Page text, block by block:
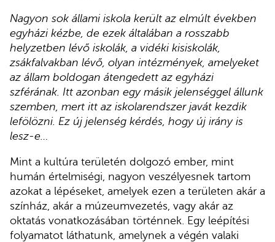
Nagyon sok állami iskola került az elmúlt években
egyházi kézbe, de ezek általában a rosszabb
helyzetben lévő iskolák, a vidéki kisiskolák,
zsákfalvakban lévő, olyan intézmények, amelyeket
az állam boldogan átengedett az egyházi
szférának. Itt azonban egy másik jelenséggel állunk
szemben, mert itt az iskolarendszer javát kezdik
lefölözni. Ez új jelenség kérdés, hogy új irány is
lesz-e…
Mint a kultúra területén dolgozó ember, mint
humán értelmiségi, nagyon veszélyesnek tartom
azokat a lépéseket, amelyek ezen a területen akár a
színház, akár a múzeumvezetés, vagy akár az
oktatás vonatkozásában történnek. Egy leépítési
folyamatot láthatunk, amelynek a végén valaki